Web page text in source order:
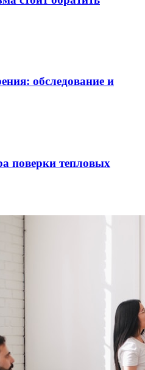
обследование и
поверки тепловых